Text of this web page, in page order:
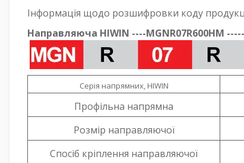
Інформація щодо розшифровки коду
Направляюча HIWIN ----MGNR07R600HM -----
Серія напрямних, HIWIN
Профільна напрямна
Розмір направляючої
Спосіб кріплення направляючої